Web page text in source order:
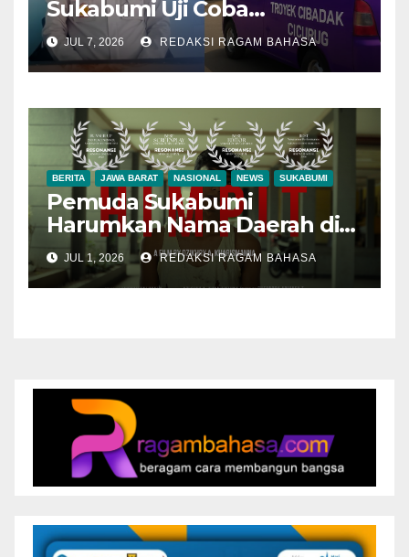
Sukabumi Uji Coba
Optimalisasi Terminal
Cibadak, Fokus Penataan
Trayek Angkot 09
JUL 7, 2026 REDAKSI RAGAM BAHASA
BERITA JAWA BARAT NASIONAL NEWS SUKABUMI
Pemuda Sukabumi
Harumkan Nama Daerah di
Kancah Nasional, Film
Pendek “HIMPIT” Raih Juara
dan Tiga Penghargaan
JUL 1, 2026 REDAKSI RAGAM BAHASA